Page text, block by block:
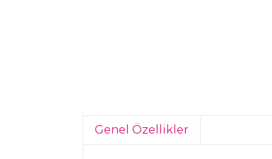
Genel Özellikler